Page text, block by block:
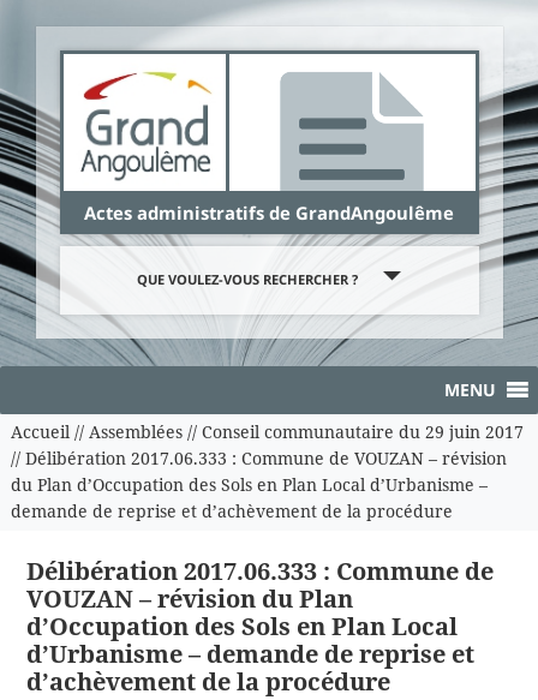
Actes administratifs de GrandAngoulême
QUE VOULEZ-VOUS RECHERCHER ?
MENU
Accueil// Assemblées// Conseil communautaire du 29 juin 2017
// Délibération 2017.06.333 : Commune de VOUZAN – révision
du Plan d’Occupation des Sols en Plan Local d’Urbanisme –
demande de reprise et d’achèvement de la procédure
Délibération 2017.06.333 : Commune de
VOUZAN – révision du Plan
d’Occupation des Sols en Plan Local
d’Urbanisme – demande de reprise et
d’achèvement de la procédure
Panneau de gestion des cookies